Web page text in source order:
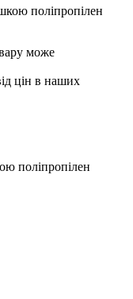
може
цін в наших
поліпропілен